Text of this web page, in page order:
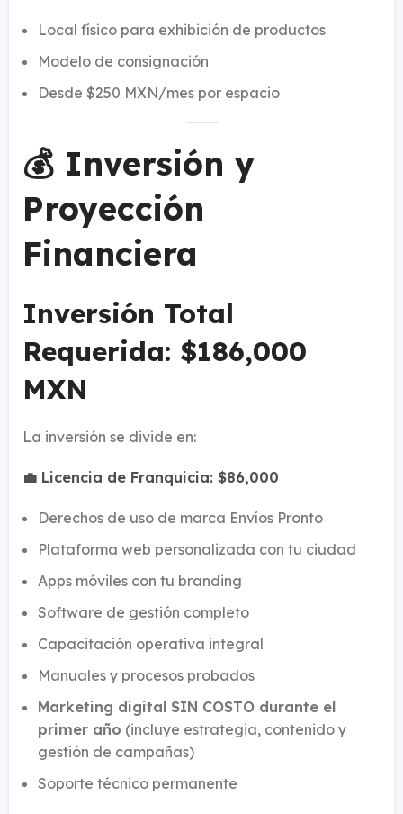
Local físico para exhibición de productos
Modelo de consignación
Desde $250 MXN/mes por espacio
💰 Inversión y
Proyección
Financiera
Inversión Total
Requerida: $186,000
MXN
La inversión se divide en:
💼 Licencia de Franquicia: $86,000
Derechos de uso de marca Envíos Pronto
Plataforma web personalizada con tu ciudad
Apps móviles con tu branding
Software de gestión completo
Capacitación operativa integral
Manuales y procesos probados
Marketing digital SIN COSTO durante el
primer año (incluye estrategia, contenido y
gestión de campañas)
Soporte técnico permanente